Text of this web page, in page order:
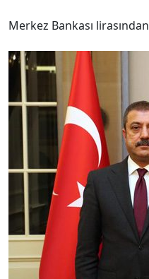
Merkez Bankası lirasından